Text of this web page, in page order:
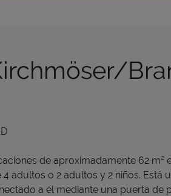
de aproximadamente 62 m²
adultos o 2 adultos y 2 niños. Está
a él mediante una puerta de